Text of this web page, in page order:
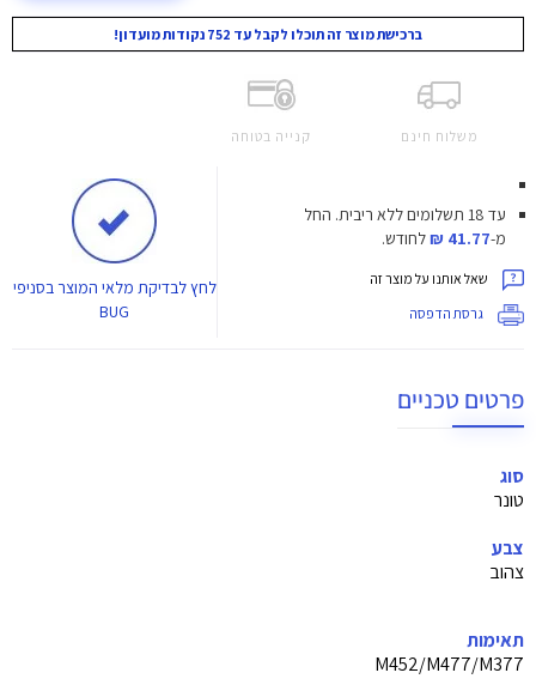
ברכישת מוצר זה תוכלו לקבל עד 752 נקודות מועדון!
משלוח חינם קנייה בטוחה
עד 18 תשלומים ללא ריבית.
החל
מ-41.77 ₪ לחודש.
שאל אותנו על מוצר זה
גרסת הדפסה
לחץלבדיקת מלאי המוצר בסניפי
BUG
פרטים טכניים
סוג
טונר
צבע
צהוב
תאימות
M452/M477/M377